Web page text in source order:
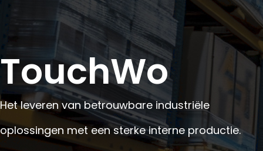
TouchWo
Het leveren van betrouwbare industriële
oplossingen met een sterke interne productie.